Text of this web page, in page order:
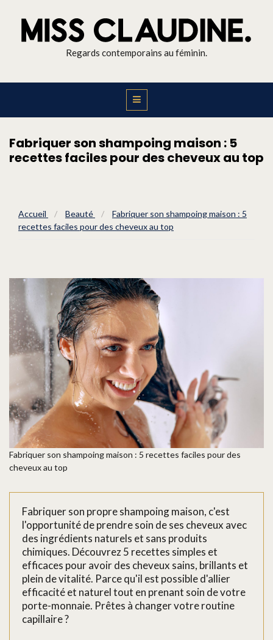
Regards contemporains au féminin.
Fabriquer son shampoing maison : 5
recettes faciles pour des cheveux au top
Accueil / Beauté /
Fabriquer son shampoing maison : 5
recettes faciles pour des cheveux au top
Fabriquer son shampoing maison : 5 recettes faciles pour des
cheveux au top
Fabriquer son propre shampoing maison, c'est
l'opportunité de prendre soin de ses cheveux avec
des ingrédients naturels et sans produits
chimiques. Découvrez 5 recettes simples et
efficaces pour avoir des cheveux sains, brillants et
plein de vitalité. Parce qu'il est possible d'allier
efficacité et naturel tout en prenant soin de votre
porte-monnaie. Prêtes à changer votre routine
capillaire ?